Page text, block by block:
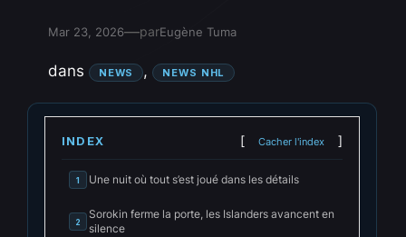
Mar 23, 2026—parEugène Tuma
dans NEWS , NEWS NHL
INDEX Cacher l'index
1 Une nuit où tout s’est joué dans les détails
2
Sorokin ferme la porte, les Islanders avancent en
silence